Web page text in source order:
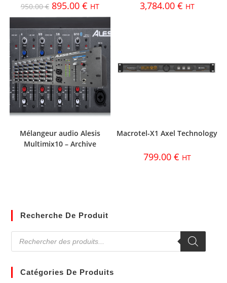
950.00€ 895.00 € HT 3,784.00 € HT
Mélangeur audio Alesis
Multimix10 – Archive
Macrotel-X1 Axel Technology
799.00 € HT
Recherche De Produit
Catégories De Produits